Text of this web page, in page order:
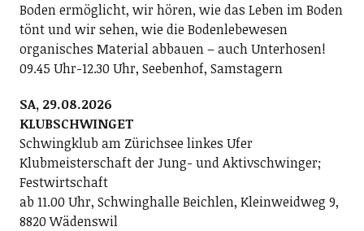
Boden ermöglicht, wir hören, wie das Leben im Boden
tönt und wir sehen, wie die Bodenlebewesen
organisches Material abbauen – auch Unterhosen!
09.45 Uhr-12.30 Uhr, Seebenhof, Samstagern
SA, 29.08.2026
KLUBSCHWINGET
Schwingklub am Zürichsee linkes Ufer
Klubmeisterschaft der Jung- und Aktivschwinger;
Festwirtschaft
ab 11.00 Uhr, Schwinghalle Beichlen, Kleinweidweg 9,
8820 Wädenswil